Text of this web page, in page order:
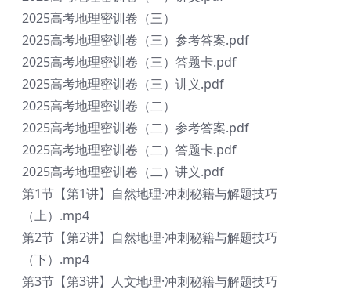
2025高考地理密训卷（三）
2025高考地理密训卷（三）参考答案.pdf
2025高考地理密训卷（三）答题卡.pdf
2025高考地理密训卷（三）讲义.pdf
2025高考地理密训卷（二）
2025高考地理密训卷（二）参考答案.pdf
2025高考地理密训卷（二）答题卡.pdf
2025高考地理密训卷（二）讲义.pdf
第1节【第1讲】自然地理·冲刺秘籍与解题技巧
（上）.mp4
第2节【第2讲】自然地理·冲刺秘籍与解题技巧
（下）.mp4
第3节【第3讲】人文地理·冲刺秘籍与解题技巧